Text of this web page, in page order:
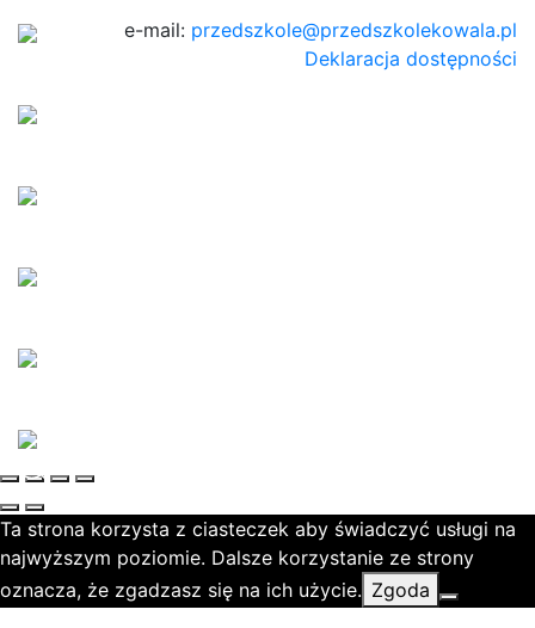
e-mail: przedszkole@przedszkolekowala.pl
Deklaracja dostępności
Ta strona korzysta z ciasteczek aby świadczyć usługi na
najwyższym poziomie. Dalsze korzystanie ze strony
oznacza, że zgadzasz się na ich użycie. Zgoda